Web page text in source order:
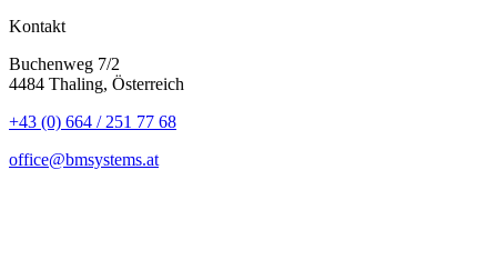
Kontakt
Buchenweg 7/2
4484 Thaling, Österreich
+43 (0) 664 / 251 77 68
office@bmsystems.at